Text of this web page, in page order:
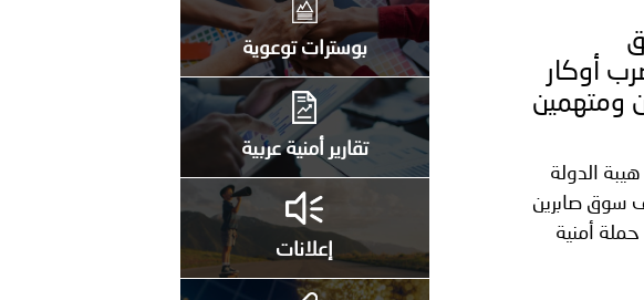
الحوثية على الأعيان المدنية في مدينة نـجران
أوكار
ومتهمين
الدولة
سوق صابرين
أمنية
بوسترات توعوية
تقارير أمنية عربية
إعلانات